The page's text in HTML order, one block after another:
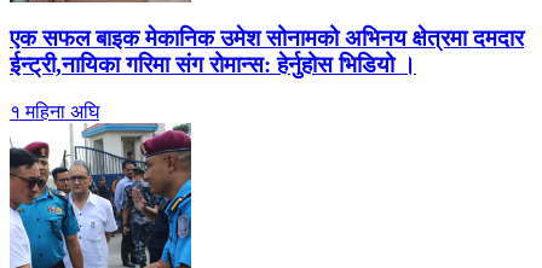
एक सफल बाइक मेकानिक उमेश सोनामको अभिनय क्षेत्रमा दमदार
ईन्ट्री,नायिका गरिमा संग रोमान्स: हेर्नुहोस भिडियो ।
१ महिना अघि